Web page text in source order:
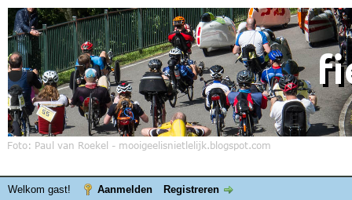
Welkom gast! Aanmelden Registreren